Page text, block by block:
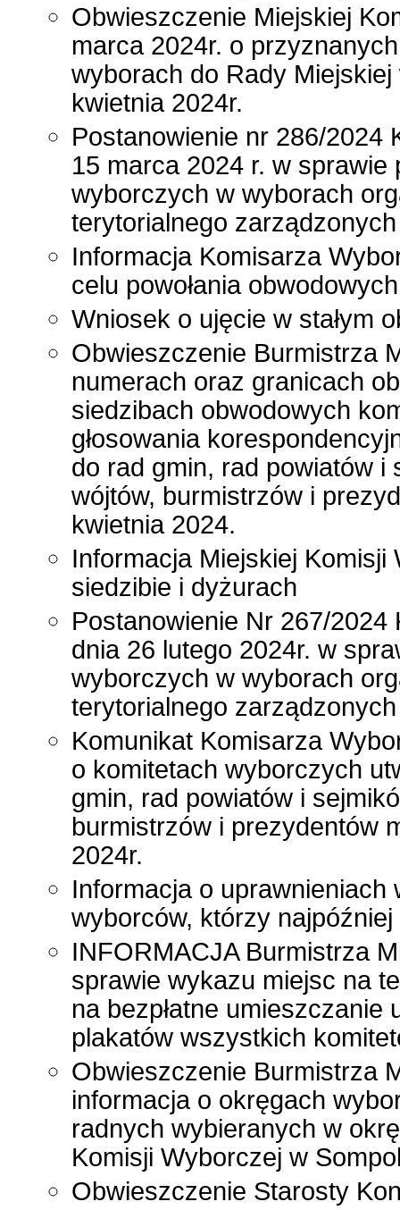
Obwieszczenie Miejskiej
marca 2024r. o
wyborach do Rady
kwietnia 2024r.
Postanowienie nr 286/2024
15 marca 2024 r. w sprawie
wyborczych w wyborach
terytorialnego
Informacja Komisarza
celu powołania
Wniosek o ujęcie w stałym
Obwieszczenie Burmistrza
numerach oraz granicach
siedzibach obwodowych
głosowania
do rad gmin, rad powiatów
wójtów, burmistrzów i
kwietnia 2024.
Informacja Miejskiej Komisji
siedzibie i dyżurach
Postanowienie Nr 267/
dnia 26 lutego 2024r. w
wyborczych w wyborach
terytorialnego
Komunikat Komisarza
o komitetach wyborczych
gmin, rad powiatów i
burmistrzów i prezydentów
2024r.
Informacja o uprawnieniach
wyborców, którzy
INFORMACJA Burmistrza
sprawie wykazu miejsc na
na bezpłatne
plakatów wszystkich
Obwieszczenie Burmistrza
informacja o okręgach
radnych wybieranych w
Komisji Wyborczej w
Obwieszczenie Starosty